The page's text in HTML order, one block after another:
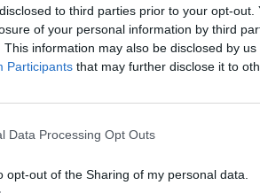
to third parties prior to your opt-
of your personal information by third
This information may also be disclosed by
Participants that may further disclose it to
Data Processing Opt Outs
opt-out of the Sharing of my personal data.
rašančių mamų ir bėda
„sveikos, mano
„mes ten, mes čia“, „puiki
situacijos formuojasi
visi, auginantys vaikus.